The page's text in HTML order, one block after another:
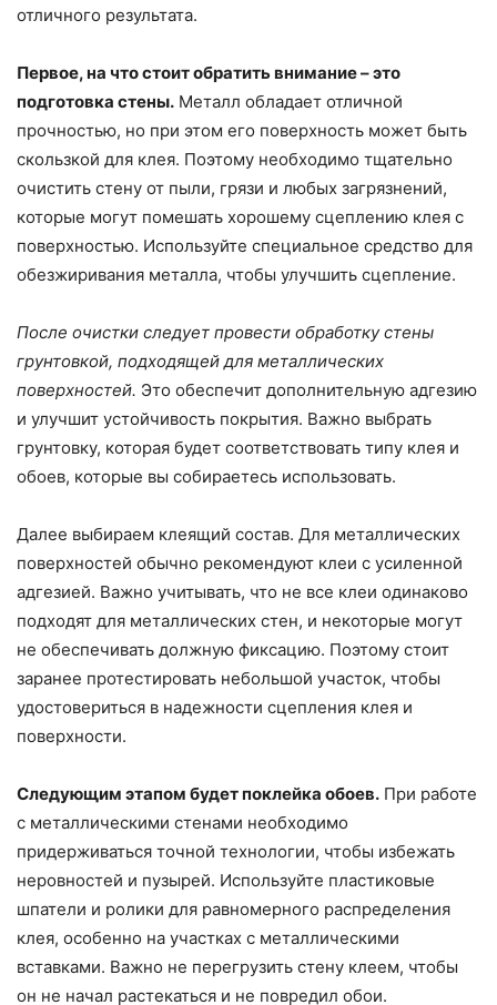
отличного результата.
Первое, на что стоит обратить внимание – это
подготовка стены. Металл обладает отличной
прочностью, но при этом его поверхность может быть
скользкой для клея. Поэтому необходимо тщательно
очистить стену от пыли, грязи и любых загрязнений,
которые могут помешать хорошему сцеплению клея с
поверхностью. Используйте специальное средство для
обезжиривания металла, чтобы улучшить сцепление.
После очистки следует провести обработку стены
грунтовкой, подходящей для металлических
поверхностей. Это обеспечит дополнительную адгезию
и улучшит устойчивость покрытия. Важно выбрать
грунтовку, которая будет соответствовать типу клея и
обоев, которые вы собираетесь использовать.
Далее выбираем клеящий состав. Для металлических
поверхностей обычно рекомендуют клеи с усиленной
адгезией. Важно учитывать, что не все клеи одинаково
подходят для металлических стен, и некоторые могут
не обеспечивать должную фиксацию. Поэтому стоит
заранее протестировать небольшой участок, чтобы
удостовериться в надежности сцепления клея и
поверхности.
Следующим этапом будет поклейка обоев. При работе
с металлическими стенами необходимо
придерживаться точной технологии, чтобы избежать
неровностей и пузырей. Используйте пластиковые
шпатели и ролики для равномерного распределения
клея, особенно на участках с металлическими
вставками. Важно не перегрузить стену клеем, чтобы
он не начал растекаться и не повредил обои.